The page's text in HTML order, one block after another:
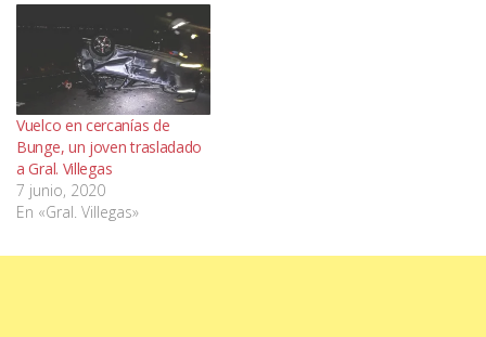
Vuelco en cercanías de
Bunge, un joven trasladado
a Gral. Villegas
7 junio, 2020
En «Gral. Villegas»